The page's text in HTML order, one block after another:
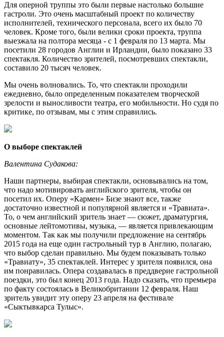
Для оперной труппы это были первые настолько большие
гастроли. Это очень масштабный проект по количеству
исполнителей, технического персонала, всего их было 70
человек. Кроме того, были велики сроки проекта, труппа
выезжала на полтора месяца - с 1 февраля по 13 марта. Мы
посетили 28 городов Англии и Ирландии, было показано 33
спектакля. Количество зрителей, посмотревших спектакли,
составило 20 тысяч человек.
Мы очень волновались. То, что спектакли проходили
ежедневно, было определенным показателем творческой
зрелости и выносливости театра, его мобильности. Но судя по
критике, по отзывам, мы с этим справились.
О выборе спектаклей
Валентина Судакова:
Наши партнеры, выбирая спектакли, основывались на том,
что надо мотивировать английского зрителя, чтобы он
посетил их. Оперу «Кармен» Бизе знают все, также
достаточно известной и популярной является и «Травиата».
То, о чем английский зритель знает — сюжет, драматургия,
основные лейтомотивы, музыка, — является привлекающим
моментом. Так как мы получили предложение на сентябрь
2015 года на еще один гастрольный тур в Англию, полагаю,
что выбор сделан правильно. Мы будем показывать только
«Травиату», 35 спектаклей. Интерес у зрителя появился, она
им понравилась. Опера создавалась в преддверие гастрольной
поездки, это был конец 2013 года. Надо сказать, что премьера
по факту состоялась в Великобритании 12 февраля. Наш
зритель увидит эту оперу 23 апреля на фестивале
«Сыктывкарса Тулыс».